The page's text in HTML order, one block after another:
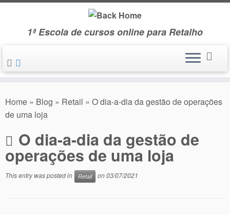
Skip
1ª Escola de cursos online para Retalho
Home » Blog » Retail » O dia-a-dia da gestão de operações
de uma loja
O dia-a-dia da gestão de
operações de uma loja
This entry was posted in Retail on03/07/2021